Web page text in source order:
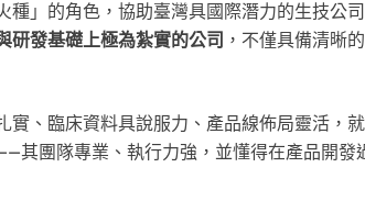
」的角色，協助臺灣具國際潛力的生技公
研發基礎上極為紮實的公司 ，不僅具備清晰
、臨床資料具說服力、產品線佈局靈活，
其團隊專業、執行力強，並懂得在產品開發